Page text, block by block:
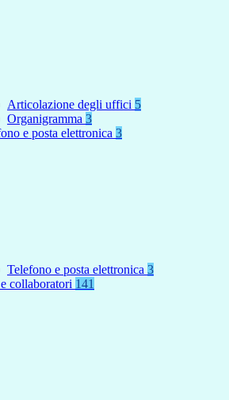
Articolazione degli uffici 5
Organigramma 3
e posta elettronica 3
Telefono e posta elettronica 3
collaboratori 141